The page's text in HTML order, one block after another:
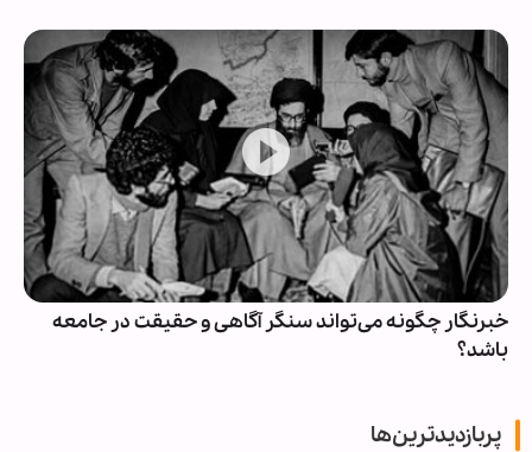
خبرنگار چگونه می‌تواند سنگر آگاهی و حقیقت در جامعه
باشد؟
پربازدیدترین‌ها